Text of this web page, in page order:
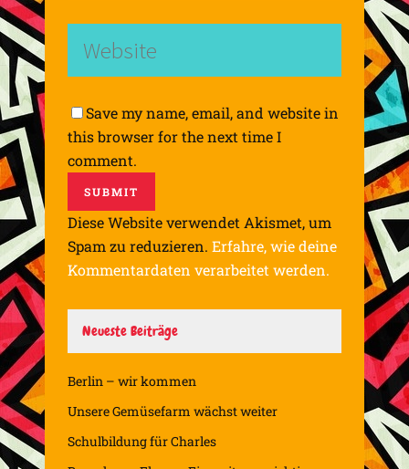
Save my name, email, and website in
this browser for the next time I
comment.
Diese Website verwendet Akismet, um
Spam zu reduzieren. Erfahre, wie deine
Kommentardaten verarbeitet werden.
Neueste Beiträge
Berlin – wir kommen
Unsere Gemüsefarm wächst weiter
Schulbildung für Charles